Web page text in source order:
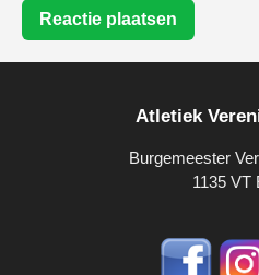
Reactie plaatsen
Atletiek
Burgemeester
1135 VT